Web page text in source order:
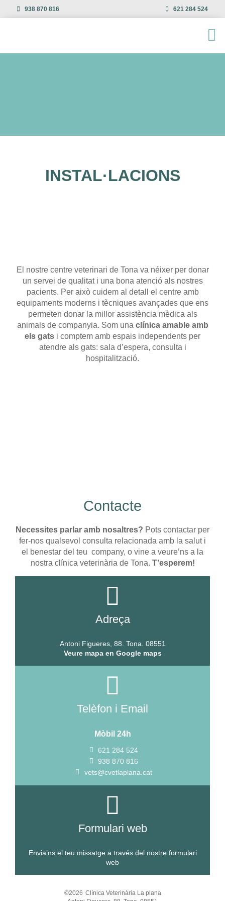
938 870 816 621 284 524
INSTAL·LACIONS
El nostre centre veterinari de Tona va néixer per donar
un servei de qualitat i una bona atenció als nostres
pacients. Per això cuidem al detall el centre amb
equipaments moderns i tècniques avançades que ens
permeten donar la millor assistència mèdica als
animals de companyia. Som una clínica amable amb
els gats i comptem amb espais independents per
atendre als gats: sala d’espera, consulta i
hospitalització.
Contacte
Necessites parlar amb nosaltres? Pots contactar per
fer-nos qualsevol consulta relacionada amb la salut i
el benestar del teu company, o vine a veure’ns a la
nostra clínica veterinària de Tona. T’esperem!
Adreça
Antoni Figueres, 88. Tona. 08551
Veure mapa en Google maps
Telèfon i Email
Mòbil 24h
621 284 524
938 870 816
vets@cvetlaplana.cat
Formulari web
Envia’ns el teu missatge a través del nostre formulari
web
©2026 Clínica Veterinària La plana